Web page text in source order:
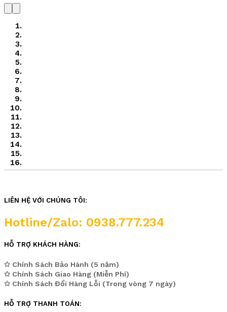
LIÊN HỆ VỚI CHÚNG TÔI:
Hotline/Zalo: 0938.777.234
HỖ TRỢ KHÁCH HÀNG:
✩ Chính Sách Bảo Hành (5 năm)
✩ Chính Sách Giao Hàng (Miễn Phí)
✩ Chính Sách Đổi Hàng Lỗi (Trong vòng 7 ngày)
HỖ TRỢ THANH TOÁN: